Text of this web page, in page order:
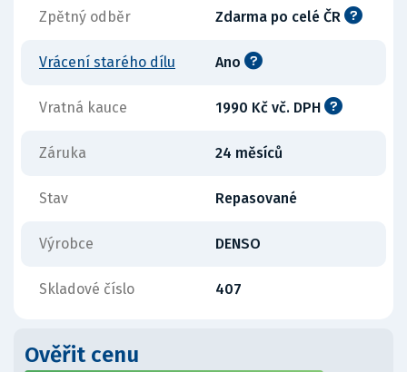
Zpětný odběr Zdarma po celé ČR
Vrácení starého dílu Ano
Vratná kauce 1990 Kč vč. DPH
Záruka 24 měsíců
Stav Repasované
Výrobce DENSO
Skladové číslo 407
Ověřit cenu